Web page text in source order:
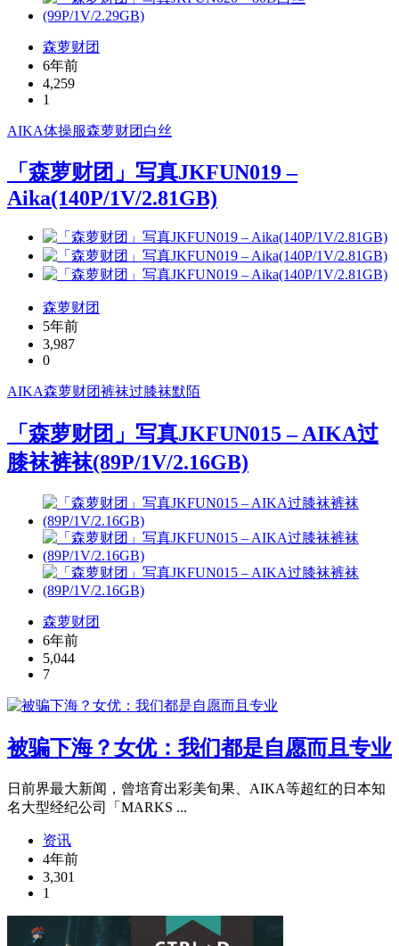
森萝财团
6年前
4,259
1
AIKA体操服森萝财团 白丝
「森萝财团」写真JKFUN019 –
Aika(140P/1V/2.81GB)
森萝财团
5年前
3,987
0
AIKA森萝财团裤袜过膝袜默陌
「森萝财团」写真JKFUN015 – AIKA过
膝袜裤袜(89P/1V/2.16GB)
森萝财团
6年前
5,044
7
被骗下海？女优：我们都是自愿而且专业
日前界最大新闻，曾培育出彩美旬果、AIKA等超红的日本知
名大型经纪公司「MARKS ...
资讯
4年前
3,301
1